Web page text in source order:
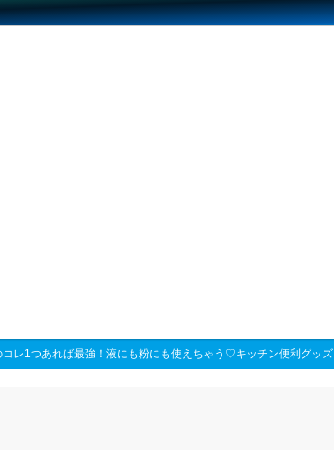
コレ1つあれば最強！液にも粉にも使えちゃう♡キッチン便利グッズ